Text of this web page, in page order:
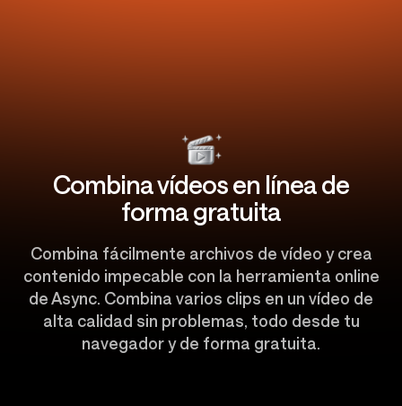
Combina vídeos en línea de
forma gratuita
Combina fácilmente archivos de vídeo y crea
contenido impecable con la herramienta online
de Async. Combina varios clips en un vídeo de
alta calidad sin problemas, todo desde tu
navegador y de forma gratuita.